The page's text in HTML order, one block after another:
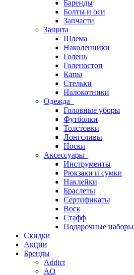
Баренды
Болты и оси
Запчасти
Защита
Шлема
Наколенники
Голень
Голеностоп
Капы
Стельки
Налокотники
Одежда
Головные уборы
Футболки
Толстовки
Лонгсливы
Носки
Аксессуары
Инструменты
Рюкзаки и сумки
Наклейки
Браслеты
Сертификаты
Воск
Стафф
Подарочные наборы
Скидки
Акции
Бренды
Addict
AO